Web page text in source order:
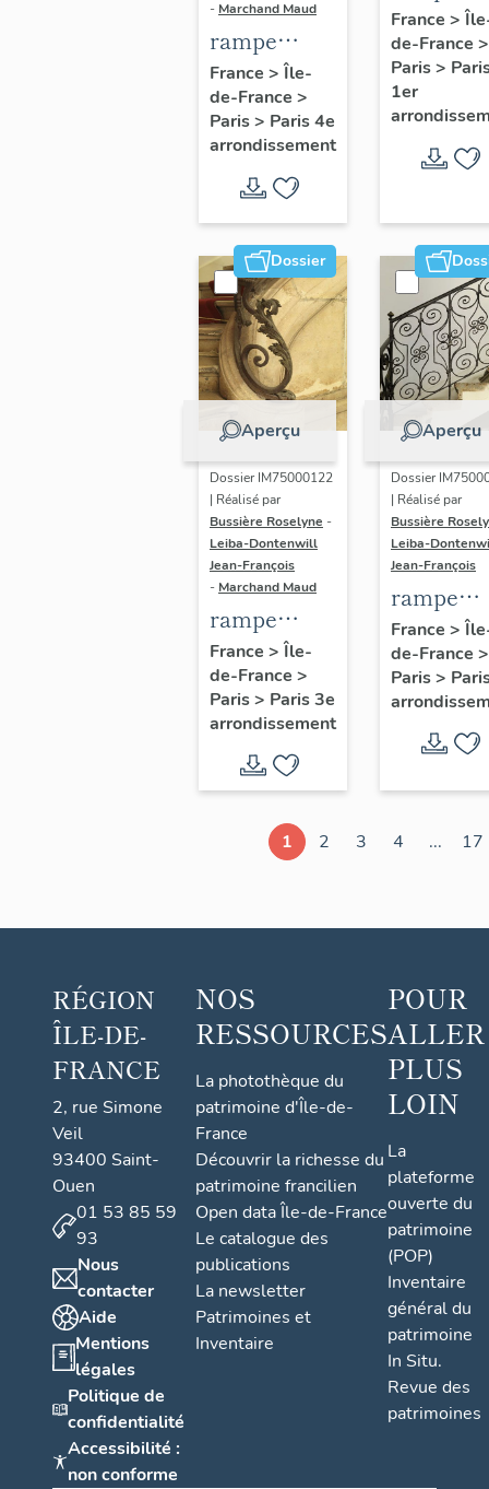
- Marchand Maud
rampe
d'appui,
escalier de
la maison à
cochère
dite hôtel
Charpentier
(non étudié)
France > Île-
de-France >
Paris> Paris 4e
arrondissement
d'appui,
escalier
la
porte
cochère
(non
France >
de-France >
Paris>
1er
Dossier
Aperçu
Dossier IM75000122
| Réalisé par
Bussière Roselyne -
Leiba-Dontenwill
Jean-François
- Marchand Maud
rampe
d'appui,
escalier de
la maison à
cochère
(non étudié)
France > Île-
de-France >
Paris> Paris 3e
arrondissement
Aperçu
Dossier
| Réalisé par
Bussière
Leiba-
Jean-François
rampe
d'appui,
escalier
la
cochère
(non
France >
de-France >
Paris>
1 2 3 4 ... 17
RÉGION
ÎLE-DE-
FRANCE
2, rue Simone
Veil
93400 Saint-
Ouen
01 53 85 59
93
Nous
contacter
Aide
Mentions
légales
Politique de
confidentialité
Accessibilité :
non conforme
NOS
RESSOURCES
La photothèque du
patrimoine d'Île-de-
France
Découvrir la richesse du
patrimoine francilien
Open data Île-de-France
Le catalogue des
publications
La newsletter
Patrimoines et
Inventaire
POUR
ALLER
PLUS
LOIN
La
plateforme
ouverte du
patrimoine
(POP)
Inventaire
général du
patrimoine
In Situ.
Revue des
patrimoines